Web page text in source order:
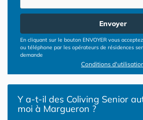
Envoyer
En cliquant sur le bouton ENVOYER vous
ou téléphone par les opérateurs de résidences
demande
Conditions
Y a-t-il des Coliving Senior
moi à Margueron ?